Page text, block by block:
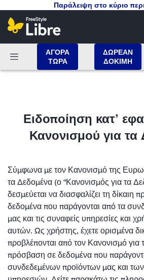
Παράλειψη στο κύριο
ΑΓΟΡΑ
ΤΩΡΑ
ΔΩΡΕΑΝ
ΔΟΚΙΜΗ
Ειδοποίηση κατ’
Κανονισμού για τα
Σύμφωνα με τον Κανονισμό της
τα Δεδομένα (ο “Κανονισμός για τα
δεσμεύεται να διασφαλίζει τη δίκαιη
δεδομένα που παράγονται από τα
μας και τις συναφείς υπηρεσίες και
αυτών. Ως χρήστης, έχετε ορισμένα
προβλέπονται από τον Κανονισμό για
πρόσβαση σε δεδομένα που
συνδεδεμένων προϊόντων μας και